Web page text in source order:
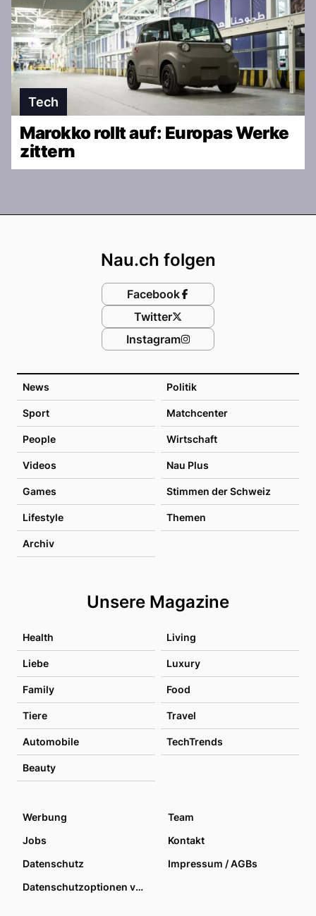
Tech
Marokko rollt auf: Europas Werke
zittern
News Politik
Sport Matchcenter
People Wirtschaft
Videos Nau Plus
Games Stimmen der Schweiz
Lifestyle Themen
Archiv
Unsere Magazine
Health Living
Liebe Luxury
Family Food
Tiere Travel
Automobile TechTrends
Beauty
Nau.ch folgen
Facebook
Twitter
Instagram
Werbung
Team
Jobs
Kontakt
Datenschutz
Impressum / AGBs
Datenschutzoptionen verwalten